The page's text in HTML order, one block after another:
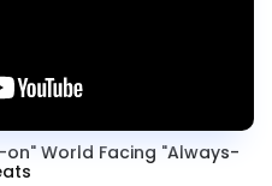
World Facing "Always-